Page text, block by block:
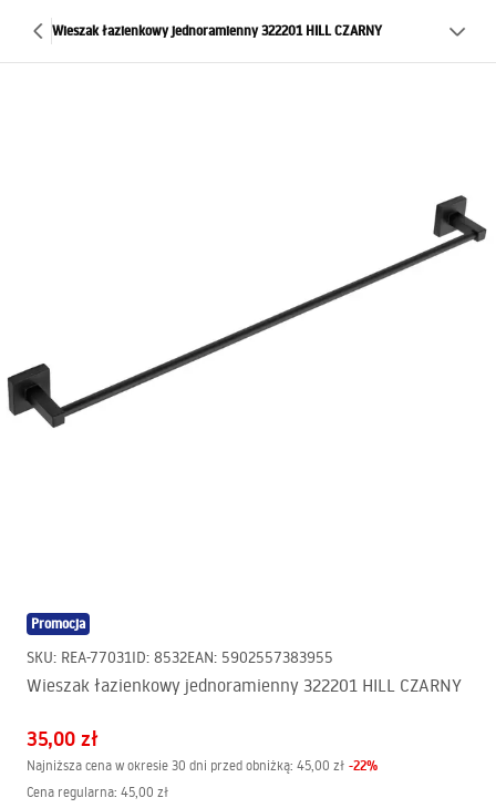
Wieszak łazienkowy jednoramienny 322201 HILL CZARNY
Promocja
SKU: REA-77031ID: 8532EAN: 5902557383955
Wieszak łazienkowy jednoramienny 322201 HILL CZARNY
35,00 zł
Najniższa cena w okresie 30 dni przed obniżką: 45,00 zł -22%
Cena regularna: 45,00 zł